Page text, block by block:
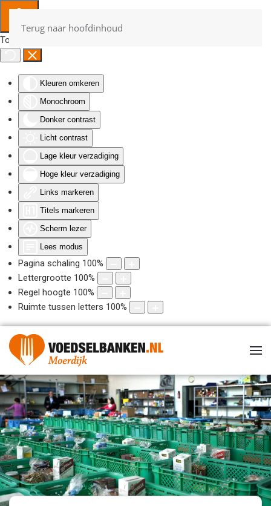
Toegankelijkheid
Kleuren omkeren
Monochroom
Donker contrast
Licht contrast
Lage kleur verzadiging
Hoge kleur verzadiging
Links markeren
Titels markeren
Scherm lezer
Lees modus
Pagina schaling 100%
Lettergrootte 100%
Regel hoogte 100%
Ruimte tussen letters 100%
Terug naar hoofdinhoud